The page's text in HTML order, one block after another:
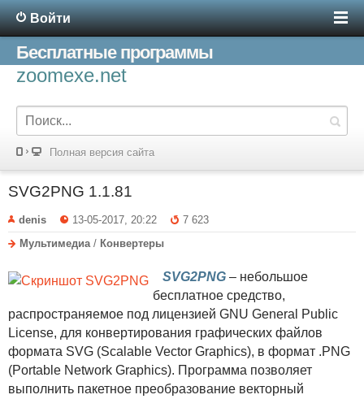
Войти
Бесплатные программы
zoomexe.net
Полная версия сайта
SVG2PNG 1.1.81
denis 13-05-2017, 20:22
7 623
Мультимедиа / Конвертеры
SVG2PNG – небольшое
бесплатное средство,
распространяемое под лицензией GNU General Public
License, для конвертирования графических файлов
формата SVG (Scalable Vector Graphics), в формат .PNG
(Portable Network Graphics). Программа позволяет
выполнить пакетное преобразование векторный